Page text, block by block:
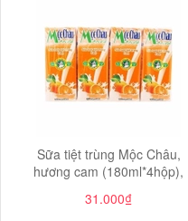
Sữa tiệt trùng Mộc Châu,
hương cam (180ml*4hộp),
31.000₫